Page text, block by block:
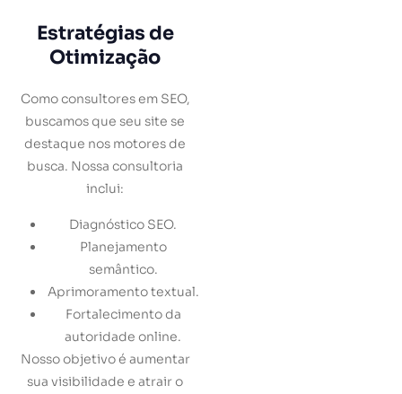
Estratégias de
Otimização
Como consultores em SEO,
buscamos que seu site se
destaque nos motores de
busca. Nossa consultoria
inclui:
Diagnóstico SEO.
Planejamento
semântico.
Aprimoramento textual.
Fortalecimento da
autoridade online.
Nosso objetivo é aumentar
sua visibilidade e atrair o